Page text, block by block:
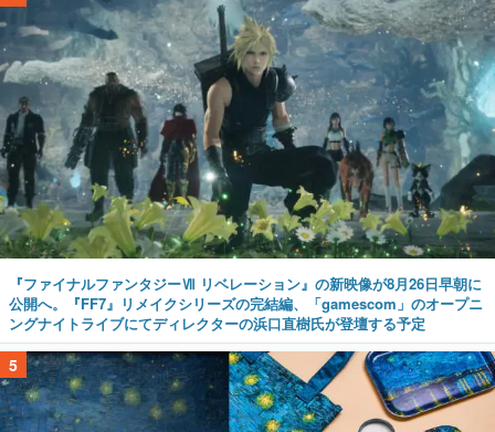
『ファイナルファンタジーⅦ リベレーション』の新映像が8月26日早朝に
公開へ。『FF7』リメイクシリーズの完結編、「gamescom」のオープニ
ングナイトライブにてディレクターの浜口直樹氏が登壇する予定
5